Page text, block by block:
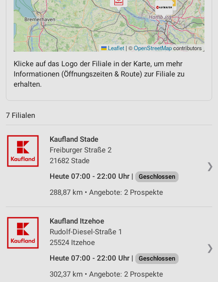
Leaflet | ©OpenStreetMapcontributors
Klicke auf das Logo der Filiale in der Karte, um mehr
Informationen (Öffnungszeiten & Route) zur Filiale zu
erhalten.
7 Filialen
❯
Kaufland Stade
Freiburger Straße 2
21682 Stade
Heute 07:00 - 22:00 Uhr |
Geschlossen
288,87 km • Angebote: 2 Prospekte
❯
Kaufland Itzehoe
Rudolf-Diesel-Straße 1
25524 Itzehoe
Heute 07:00 - 22:00 Uhr |
Geschlossen
302,37 km • Angebote: 2 Prospekte